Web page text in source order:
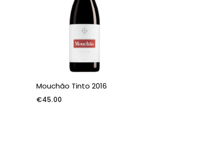
Mouchão Tinto 2016
€45.00